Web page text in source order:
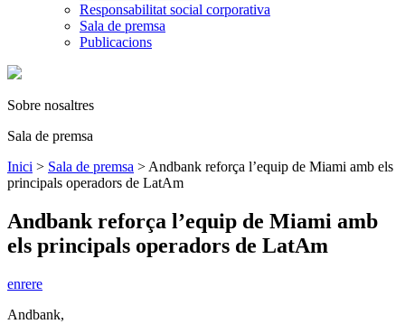
Responsabilitat social corporativa
Sala de premsa
Publicacions
Sobre nosaltres
Sala de premsa
Inici > Sala de premsa > Andbank reforça l’equip de Miami amb els
principals operadors de LatAm
Andbank reforça l’equip de Miami amb
els principals operadors de LatAm
enrere
Andbank,